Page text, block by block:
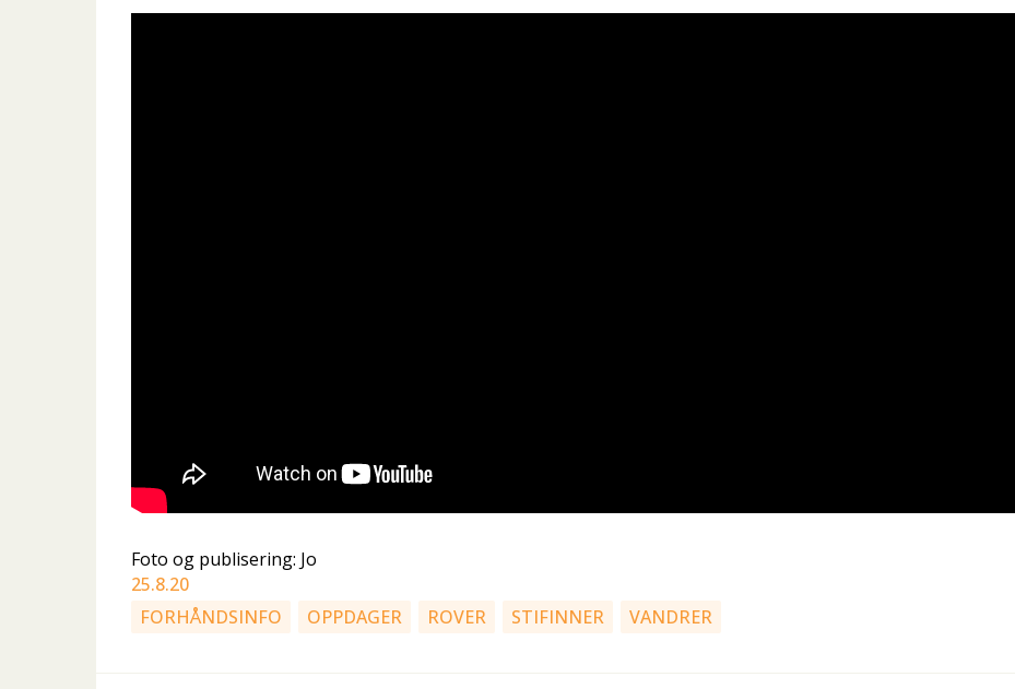
Foto og publisering: Jo
25.8.20
FORHÅNDSINFO
OPPDAGER ROVER STIFINNER VANDRER